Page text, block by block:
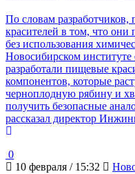
По словам
красителей в том, что они
без использования
Новосибирском
разработали пищевые
компонентов, которые
черноплодную рябину и
получить безопасные
рассказал директор
0
10 февраля / 15:32